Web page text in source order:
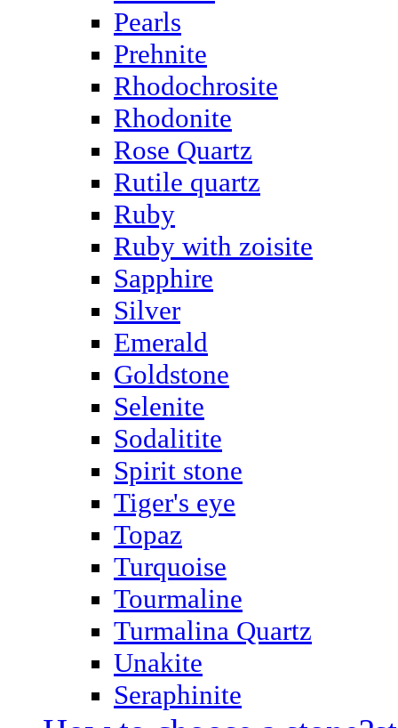
Pearls
Prehnite
Rhodochrosite
Rhodonite
Rose Quartz
Rutile quartz
Ruby
Ruby with zoisite
Sapphire
Silver
Emerald
Goldstone
Selenite
Sodalitite
Spirit stone
Tiger's eye
Topaz
Turquoise
Tourmaline
Turmalina Quartz
Unakite
Seraphinite